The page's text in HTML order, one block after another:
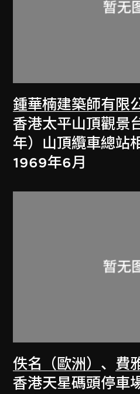
鍾華楠建築師有限
香港太平山頂觀景
年）山頂纜車總站
1969年6月
佚名（歐洲） 、 費
香港天星碼頭停車